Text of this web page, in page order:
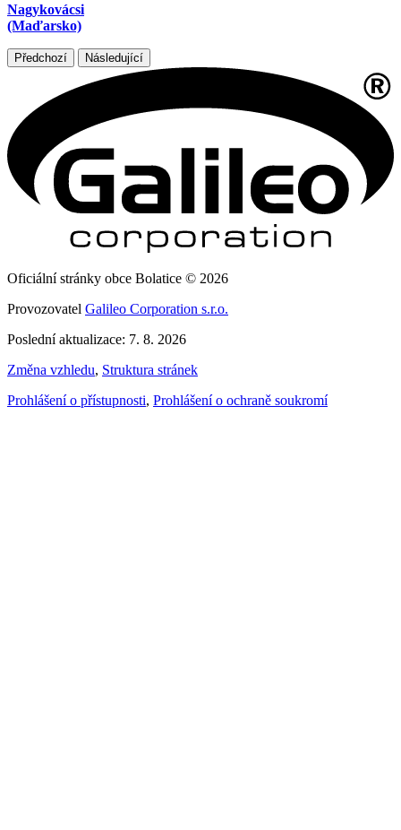
Nagykovácsi
(Maďarsko)
Předchozí Následující
Oficiální stránky obce Bolatice © 2026
Provozovatel Galileo Corporation s.r.o.
Poslední aktualizace: 7. 8. 2026
Změna vzhledu, Struktura stránek
Prohlášení o přístupnosti, Prohlášení o ochraně soukromí